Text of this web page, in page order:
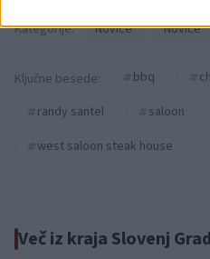
Kategorije: Novice Novice
Ključne besede: bbq
randy santel
saloon
west saloon steak house
Več iz kraja Slovenj